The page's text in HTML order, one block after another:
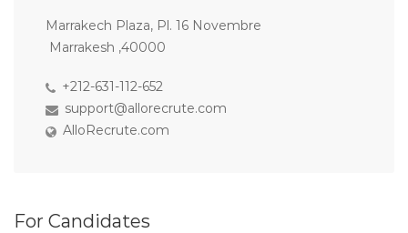
Marrakech Plaza, Pl. 16 Novembre
Marrakesh ,40000
+212-631-112-652
support@allorecrute.com
AlloRecrute.com
For Candidates